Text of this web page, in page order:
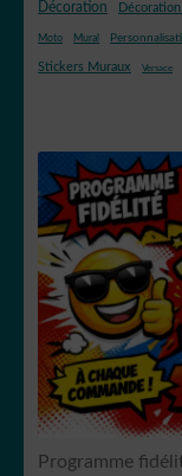
Décoration
Moto Mural
Stickers Muraux Versace
Programme